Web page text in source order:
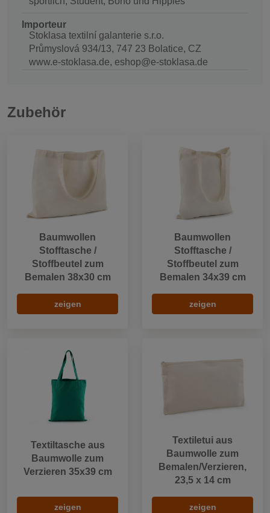
Importeur
Stoklasa textilní galanterie s.r.o.
Průmyslová 934/13, 747 23 Bolatice, CZ
www.e-stoklasa.de, eshop@e-stoklasa.de
Zubehör
Baumwollen
Stofftasche /
Stoffbeutel zum
Bemalen 38x30 cm
zeigen
Baumwollen
Stofftasche /
Stoffbeutel zum
Bemalen 34x39 cm
zeigen
Textiltasche aus
Baumwolle zum
Verzieren 35x39 cm
zeigen
Textiletui aus
Baumwolle zum
Bemalen/Verzieren,
23,5 x 14 cm
zeigen